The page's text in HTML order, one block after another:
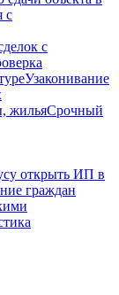
с
с
Узаконивание
жильяСрочный
открыть ИП в
граждан